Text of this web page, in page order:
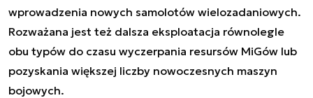
wprowadzenia nowych samolotów wielozadaniowych.
Rozważana jest też dalsza eksploatacja równolegle
obu typów do czasu wyczerpania resursów MiGów lub
pozyskania większej liczby nowoczesnych maszyn
bojowych.